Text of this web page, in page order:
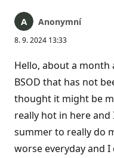
Anonymní
8. 9. 2024 13:33
Hello, about a
BSOD that has not
thought it might be
really hot in here
summer to really do
worse everyday and